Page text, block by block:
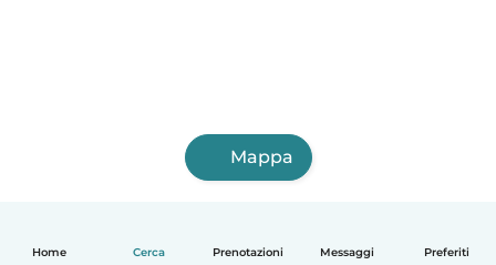
Home Cerca Prenotazioni Messaggi Preferiti
Mappa